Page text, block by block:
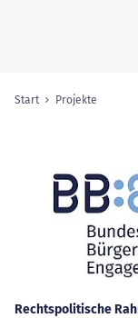
Sie sind hier:
Start Projekte
Rechtspolitische